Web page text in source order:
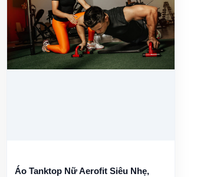
Áo Tanktop Nữ Aerofit Siêu Nhẹ,